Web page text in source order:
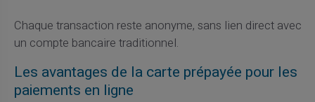
Chaque transaction reste anonyme, sans lien direct avec
un compte bancaire traditionnel.
Les avantages de la carte prépayée pour les
paiements en ligne